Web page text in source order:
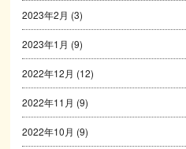
2023年2月 (3)
2023年1月 (9)
2022年12月 (12)
2022年11月 (9)
2022年10月 (9)